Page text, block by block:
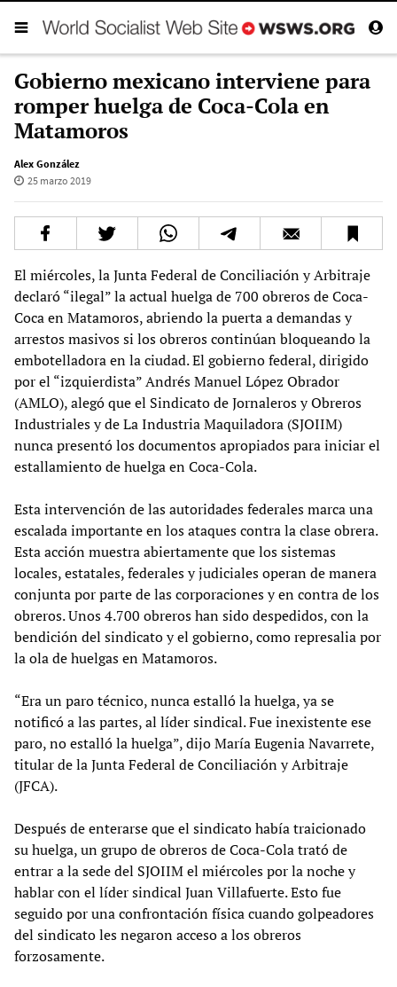
Gobierno mexicano interviene para
romper huelga de Coca-Cola en
Matamoros
Alex González
25 marzo 2019
El miércoles, la Junta Federal de Conciliación y Arbitraje
declaró “ilegal” la actual huelga de 700 obreros de Coca-
Coca en Matamoros, abriendo la puerta a demandas y
arrestos masivos si los obreros continúan bloqueando la
embotelladora en la ciudad. El gobierno federal, dirigido
por el “izquierdista” Andrés Manuel López Obrador
(AMLO), alegó que el Sindicato de Jornaleros y Obreros
Industriales y de La Industria Maquiladora (SJOIIM)
nunca presentó los documentos apropiados para iniciar el
estallamiento de huelga en Coca-Cola.
Esta intervención de las autoridades federales marca una
escalada importante en los ataques contra la clase obrera.
Esta acción muestra abiertamente que los sistemas
locales, estatales, federales y judiciales operan de manera
conjunta por parte de las corporaciones y en contra de los
obreros. Unos 4.700 obreros han sido despedidos, con la
bendición del sindicato y el gobierno, como represalia por
la ola de huelgas en Matamoros.
“Era un paro técnico, nunca estalló la huelga, ya se
notificó a las partes, al líder sindical. Fue inexistente ese
paro, no estalló la huelga”, dijo María Eugenia Navarrete,
titular de la Junta Federal de Conciliación y Arbitraje
(JFCA).
Después de enterarse que el sindicato había traicionado
su huelga, un grupo de obreros de Coca-Cola trató de
entrar a la sede del SJOIIM el miércoles por la noche y
hablar con el líder sindical Juan Villafuerte. Esto fue
seguido por una confrontación física cuando golpeadores
del sindicato les negaron acceso a los obreros
forzosamente.